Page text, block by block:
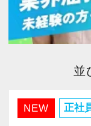
並
NEW 正社